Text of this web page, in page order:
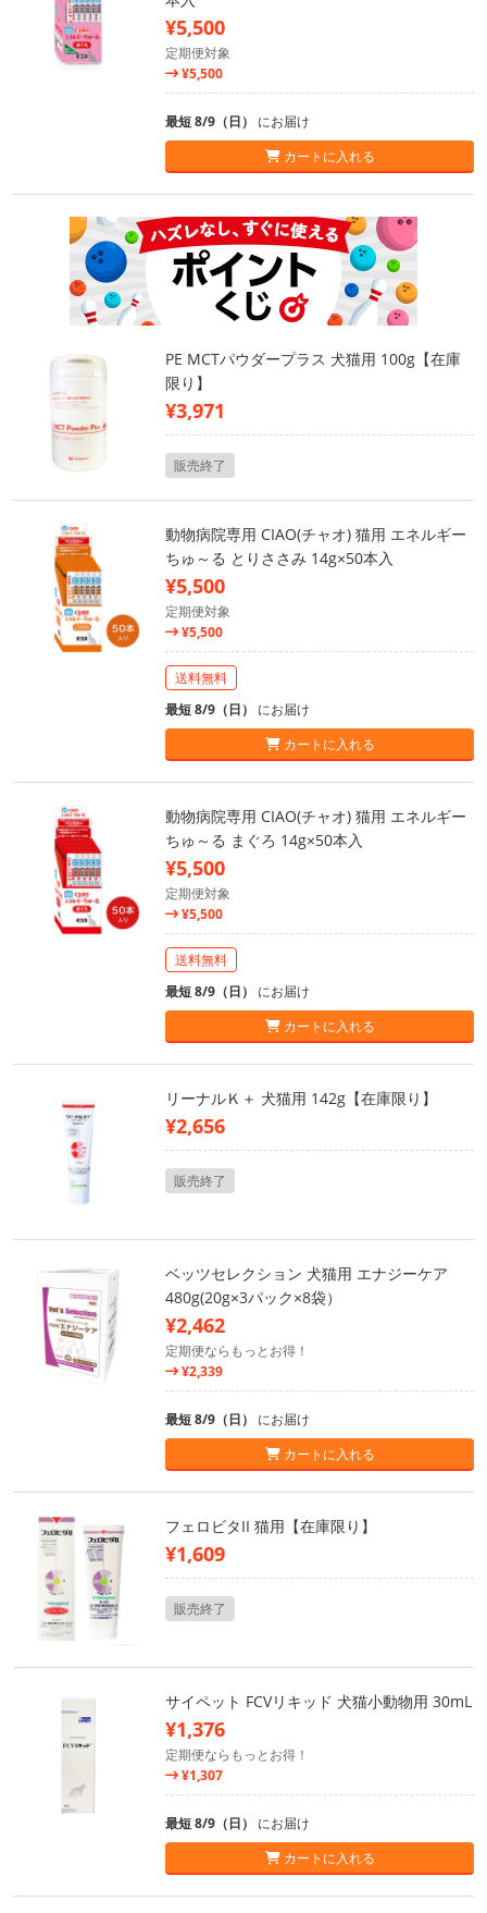
¥5,500
定期便対象
¥5,500
最短 8/9（日） にお届け
カートに入れる
PE MCTパウダープラス 犬猫用 100g【在庫
限り】
¥3,971
販売終了
動物病院専用 CIAO(チャオ) 猫用 エネルギー
ちゅ～る とりささみ 14g×50本入
¥5,500
定期便対象
¥5,500
送料無料
最短 8/9（日） にお届け
カートに入れる
動物病院専用 CIAO(チャオ) 猫用 エネルギー
ちゅ～る まぐろ 14g×50本入
¥5,500
定期便対象
¥5,500
送料無料
最短 8/9（日） にお届け
カートに入れる
リーナルＫ＋ 犬猫用 142g【在庫限り】
¥2,656
販売終了
ベッツセレクション 犬猫用 エナジーケア
480g(20g×3パック×8袋）
¥2,462
定期便ならもっとお得！
¥2,339
最短 8/9（日） にお届け
カートに入れる
フェロビタII 猫用【在庫限り】
¥1,609
販売終了
サイペット FCVリキッド 犬猫小動物用 30mL
¥1,376
定期便ならもっとお得！
¥1,307
最短 8/9（日） にお届け
カートに入れる